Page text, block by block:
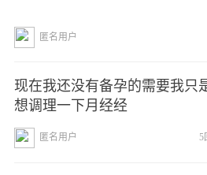
匿名用户
现在我还没有备孕的需要我只
想调理一下月经经
匿名用户 5